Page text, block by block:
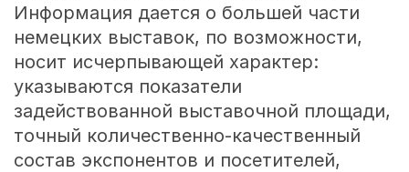
Информация дается о большей части
немецких выставок, по возможности,
носит исчерпывающей характер:
указываются показатели
задействованной выставочной площади,
точный количественно-качественный
состав экспонентов и посетителей,